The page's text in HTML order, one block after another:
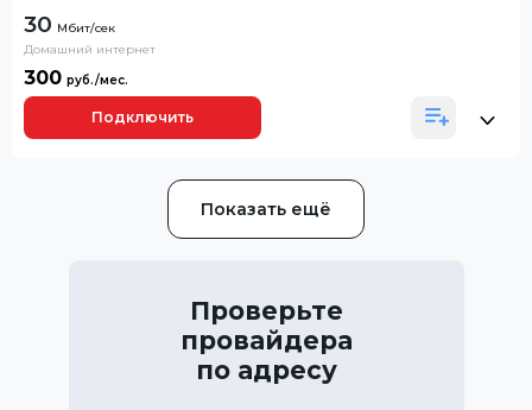
30
Домашний интернет
300
Подключить
Показать ещё
Проверьте
провайдера
по адресу